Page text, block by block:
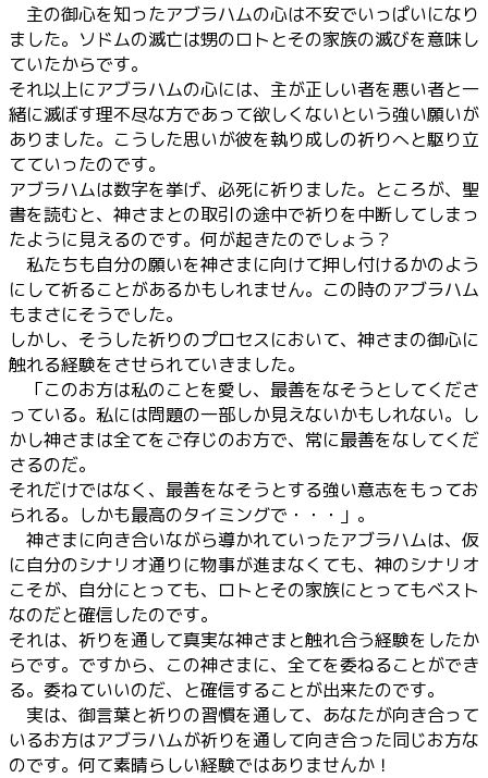
主の御心を知ったアブラハムの心は不安でいっぱいになり
ました。ソドムの滅亡は甥のロトとその家族の滅びを意味し
ていたからです。
それ以上にアブラハムの心には、主が正しい者を悪い者と一
緒に滅ぼす理不尽な方であって欲しくないという強い願いが
ありました。こうした思いが彼を執り成しの祈りへと駆り立
てていったのです。
アブラハムは数字を挙げ、必死に祈りました。ところが、聖
書を読むと、神さまとの取引の途中で祈りを中断してしまっ
たように見えるのです。何が起きたのでしょう？
私たちも自分の願いを神さまに向けて押し付けるかのよう
にして祈ることがあるかもしれません。この時のアブラハム
もまさにそうでした。
しかし、そうした祈りのプロセスにおいて、神さまの御心に
触れる経験をさせられていきました。
「このお方は私のことを愛し、最善をなそうとしてくださ
っている。私には問題の一部しか見えないかもしれない。し
かし神さまは全てをご存じのお方で、常に最善をなしてくだ
さるのだ。
それだけではなく、最善をなそうとする強い意志をもってお
られる。しかも最高のタイミングで・・・」。
神さまに向き合いながら導かれていったアブラハムは、仮
に自分のシナリオ通りに物事が進まなくても、神のシナリオ
こそが、自分にとっても、ロトとその家族にとってもベスト
なのだと確信したのです。
それは、祈りを通して真実な神さまと触れ合う経験をしたか
らです。ですから、この神さまに、全てを委ねることができ
る。委ねていいのだ、と確信することが出来たのです。
実は、御言葉と祈りの習慣を通して、あなたが向き合って
いるお方はアブラハムが祈りを通して向き合った同じお方な
のです。何て素晴らしい経験ではありませんか！